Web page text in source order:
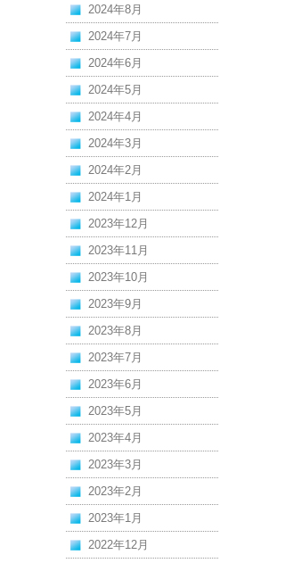
2024年8月
2024年7月
2024年6月
2024年5月
2024年4月
2024年3月
2024年2月
2024年1月
2023年12月
2023年11月
2023年10月
2023年9月
2023年8月
2023年7月
2023年6月
2023年5月
2023年4月
2023年3月
2023年2月
2023年1月
2022年12月